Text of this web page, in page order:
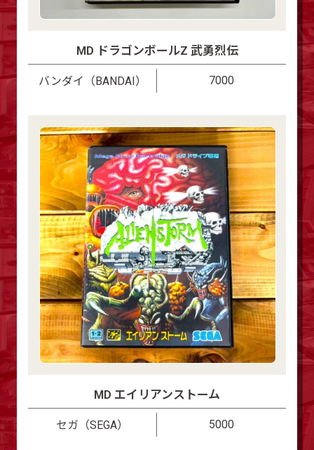
MD ドラゴンボールZ 武勇烈伝
バンダイ（BANDAI） 7000
MD エイリアンストーム
セガ（SEGA） 5000